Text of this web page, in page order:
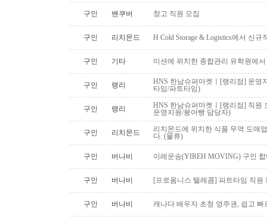
구인 밴쿠버 창고 직원 모집
구인 리치몬드 H Cold Storage & Logistics에서 신규
구인 기타 미션에 위치한 종합관리 유학원에
구인 랭리
HNS 한남슈퍼마켓ㅣ[랭리점] 운영
타임/파트타임)
구인 랭리
HNS 한남슈퍼마켓ㅣ[랭리점] 직원
운영지원/붕어빵 담당자)
구인 리치몬드
리치몬드에 위치한 식품 무역 도매
다. (물류)
구인 버나비 이레운송(YIREH MOVING) 구인
구인 버나비 [프로옴니스 텔레콤] 파트타임 직원
구인 버나비 캐나다 배우자 초청 영주권, 쉽고 빠